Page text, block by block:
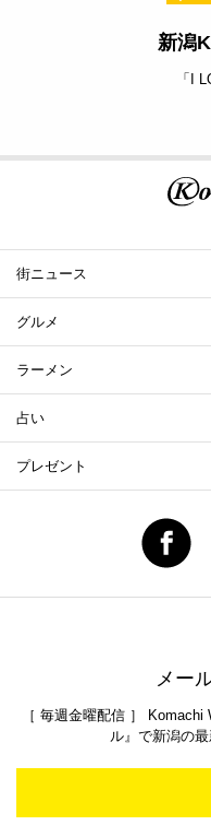
新潟
「I
街ニュース
グルメ
ラーメン
占い
プレゼント
メー
［ 毎週金曜配信 ］
ル』で新潟の